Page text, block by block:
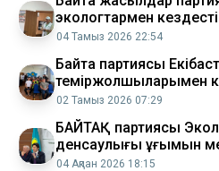
экологтармен кездесті
04 Тамыз 2026 22:54
Байтақ партиясы
теміржолшыларымен
02 Тамыз 2026 07:29
БАЙТАҚ партиясы
денсаулығы ұғымын
құндылығы ретінде
04 Ақпан 2026 18:15